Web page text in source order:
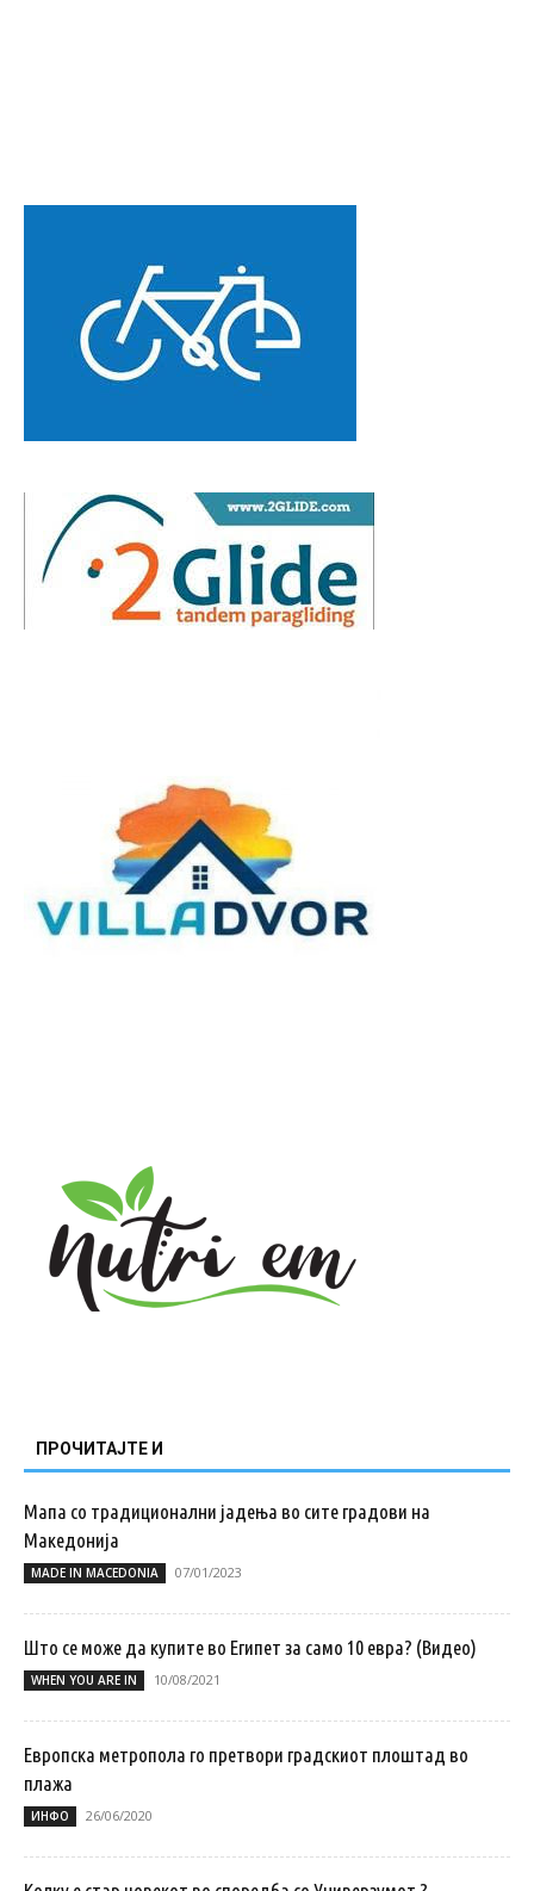
ПРОЧИТАЈТЕ И
Мапа со традиционални јадења во сите градови на
Македонија
MADE IN MACEDONIA 07/01/2023
Што се може да купите во Египет за само 10 евра? (Видео)
WHEN YOU ARE IN 10/08/2021
Европска метропола го претвори градскиот плоштад во
плажа
ИНФО 26/06/2020